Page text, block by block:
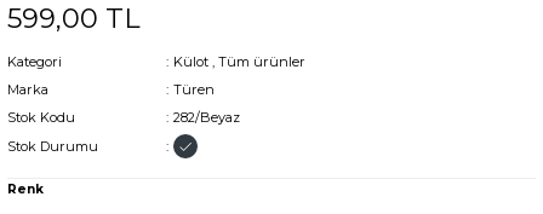
599,00 TL
Kategori Külot , Tüm ürünler
Marka
Türen
Stok Kodu
282/Beyaz
Stok Durumu
Renk